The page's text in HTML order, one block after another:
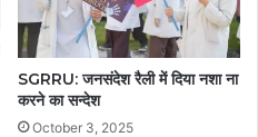
SGRRU: जनसंदेश रैली में दिया नशा ना
करने का सन्देश
October 3, 2025